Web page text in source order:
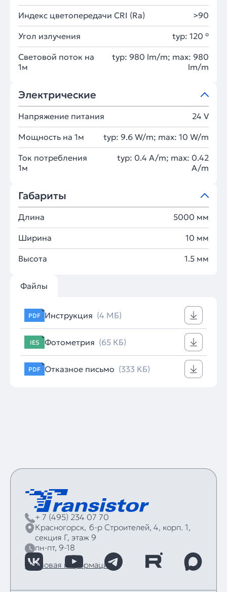
Индекс цветопередачи CRI (Ra) >90
Угол излучения typ: 120 °
Световой поток на
1м
typ: 980 lm/m; max: 980
lm/m
Электрические
Напряжение питания 24 V
Мощность на 1м typ: 9.6 W/m; max: 10 W/m
Ток потребления
1м
typ: 0.4 A/m; max: 0.42
A/m
Габариты
Длина 5000 мм
Ширина 10 мм
Высота 1.5 мм
Файлы
PDF Инструкция (4 МБ)
IES Фотометрия (65 КБ)
PDF Отказное письмо (333 КБ)
+ 7 (495) 234 07 70
Красногорск, б‑р Строителей, 4, корп. 1,
секция Г, этаж 9
пн-пт, 9-18
Правовая информация